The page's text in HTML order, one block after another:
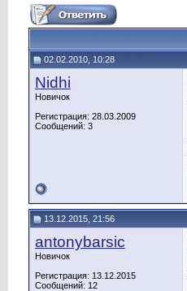
02.02.2010, 10:28
Nidhi
Новичок
Регистрация: 28.03.2009
Сообщений: 3
13.12.2015, 21:56
antonybarsic
Новичок
Регистрация: 13.12.2015
Сообщений: 12